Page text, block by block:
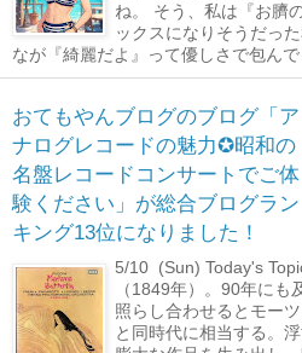
ね。 そう、私は『お臍
ックスになりそうだっ
なが『綺麗だよ』って優しさで包んで
おてもやんブログのブログ「ア
ナログレコードの魅力✪昭和の
名盤レコードコンサートでご体
験ください」が総合ブログラン
キング13位になりました！
5/10 (Sun) Today's
（1849年）。90年にも
照らし合わせるとモー
と同時代に相当する。